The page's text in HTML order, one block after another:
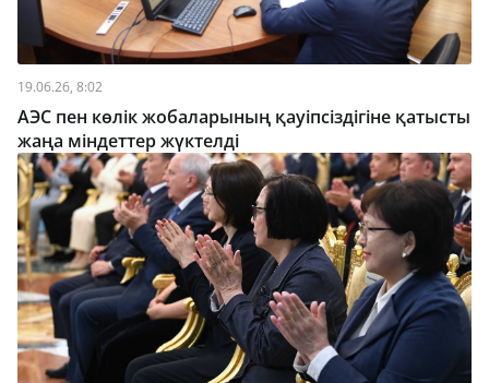
19.06.26, 8:02
АЭС пен көлік жобаларының қауіпсіздігіне қатысты
жаңа міндеттер жүктелді